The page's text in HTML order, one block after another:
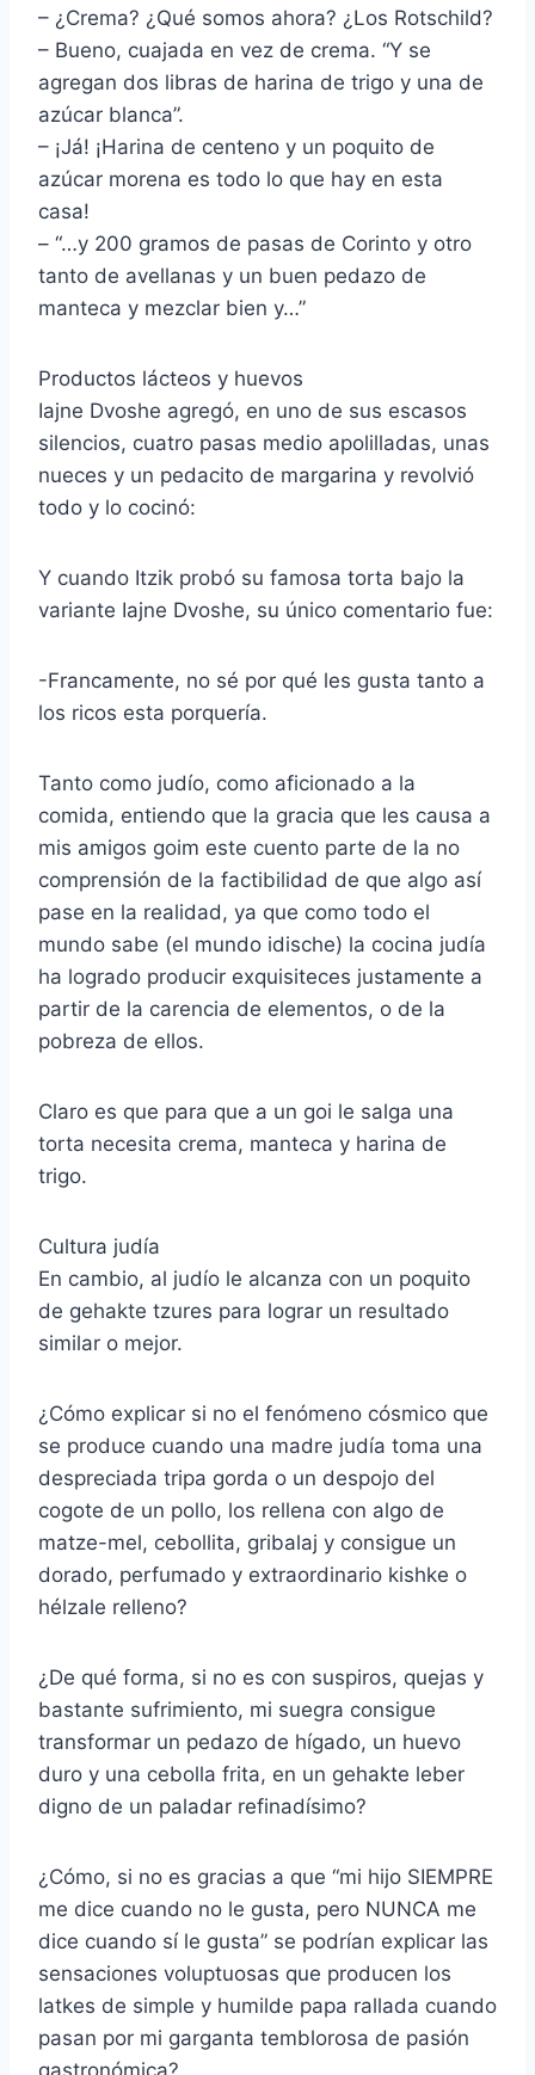
– ¿Crema? ¿Qué somos ahora? ¿Los Rotschild?
– Bueno, cuajada en vez de crema. “Y se
agregan dos libras de harina de trigo y una de
azúcar blanca”.
– ¡Já! ¡Harina de centeno y un poquito de
azúcar morena es todo lo que hay en esta
casa!
– “…y 200 gramos de pasas de Corinto y otro
tanto de avellanas y un buen pedazo de
manteca y mezclar bien y…”
Productos lácteos y huevos
Iajne Dvoshe agregó, en uno de sus escasos
silencios, cuatro pasas medio apolilladas, unas
nueces y un pedacito de margarina y revolvió
todo y lo cocinó:
Y cuando Itzik probó su famosa torta bajo la
variante Iajne Dvoshe, su único comentario fue:
-Francamente, no sé por qué les gusta tanto a
los ricos esta porquería.
Tanto como judío, como aficionado a la
comida, entiendo que la gracia que les causa a
mis amigos goim este cuento parte de la no
comprensión de la factibilidad de que algo así
pase en la realidad, ya que como todo el
mundo sabe (el mundo idische) la cocina judía
ha logrado producir exquisiteces justamente a
partir de la carencia de elementos, o de la
pobreza de ellos.
Claro es que para que a un goi le salga una
torta necesita crema, manteca y harina de
trigo.
Cultura judía
En cambio, al judío le alcanza con un poquito
de gehakte tzures para lograr un resultado
similar o mejor.
¿Cómo explicar si no el fenómeno cósmico que
se produce cuando una madre judía toma una
despreciada tripa gorda o un despojo del
cogote de un pollo, los rellena con algo de
matze-mel, cebollita, gribalaj y consigue un
dorado, perfumado y extraordinario kishke o
hélzale relleno?
¿De qué forma, si no es con suspiros, quejas y
bastante sufrimiento, mi suegra consigue
transformar un pedazo de hígado, un huevo
duro y una cebolla frita, en un gehakte leber
digno de un paladar refinadísimo?
¿Cómo, si no es gracias a que “mi hijo SIEMPRE
me dice cuando no le gusta, pero NUNCA me
dice cuando sí le gusta” se podrían explicar las
sensaciones voluptuosas que producen los
latkes de simple y humilde papa rallada cuando
pasan por mi garganta temblorosa de pasión